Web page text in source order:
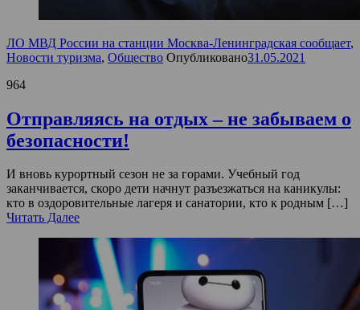
ЛО МВД России на станции Москва-Ленинградская сообщает,
Новости туризма, Общество Опубликовано31.05.2021
964
Отправляясь на отдых – не забываем о
безопасности!
И вновь курортный сезон не за горами. Учебный год
заканчивается, скоро дети начнут разъезжаться на каникулы:
кто в оздоровительные лагеря и санатории, кто к родным […]
Читать Далее